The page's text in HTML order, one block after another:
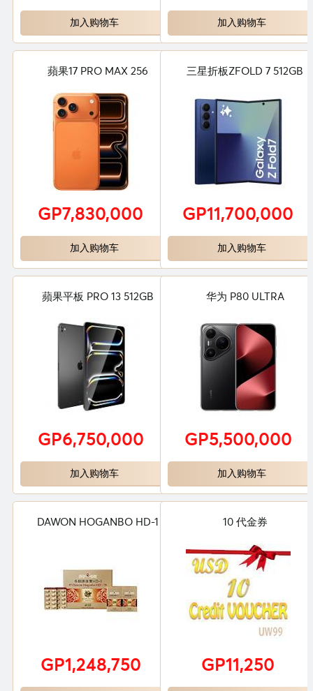
加入购物车 加入购物车
蘋果17 PRO MAX 256
GP7,830,000
加入购物车
三星折板ZFOLD 7 512GB
GP11,700,000
加入购物车
蘋果平板 PRO 13 512GB
GP6,750,000
加入购物车
华为 P80 ULTRA
GP5,500,000
加入购物车
DAWON HOGANBO HD-1
GP1,248,750
10 代金券
GP11,250